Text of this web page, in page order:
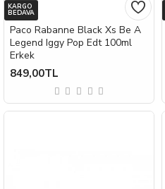
KARGO
BEDAVA
Paco Rabanne Black Xs Be A
Legend Iggy Pop Edt 100ml
Erkek
849,00TL